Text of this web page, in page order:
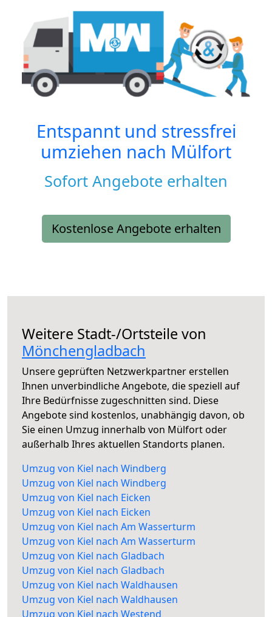
Entspannt und stressfrei
umziehen nach Mülfort
Sofort Angebote erhalten
Kostenlose Angebote erhalten
Weitere Stadt-/Ortsteile von
Mönchengladbach
Unsere geprüften Netzwerkpartner erstellen
Ihnen unverbindliche Angebote, die speziell auf
Ihre Bedürfnisse zugeschnitten sind. Diese
Angebote sind kostenlos, unabhängig davon, ob
Sie einen Umzug innerhalb von Mülfort oder
außerhalb Ihres aktuellen Standorts planen.
Umzug von Kiel nach Windberg
Umzug von Kiel nach Windberg
Umzug von Kiel nach Eicken
Umzug von Kiel nach Eicken
Umzug von Kiel nach Am Wasserturm
Umzug von Kiel nach Am Wasserturm
Umzug von Kiel nach Gladbach
Umzug von Kiel nach Gladbach
Umzug von Kiel nach Waldhausen
Umzug von Kiel nach Waldhausen
Umzug von Kiel nach Westend